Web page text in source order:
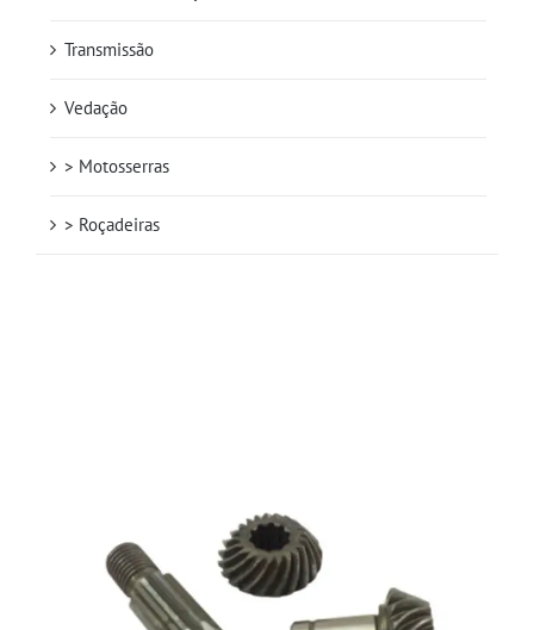
Transmissão
Vedação
> Motosserras
> Roçadeiras